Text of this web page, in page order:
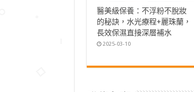
醫美級保養：不浮粉不脫妝
的秘訣，水光療程+麗珠蘭，
長效保濕直接深層補水
2025-03-10